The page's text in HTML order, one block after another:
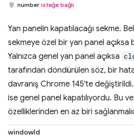
number isteğe bağlı
Yan panelin kapatılacağı sekme.
sekmeye özel bir yan panel açıksa
Yalnızca genel yan panel açıksa
tarafından döndürülen söz, bir
davranış Chrome 145'te
ise genel panel kapatılıyordu. Bu
özelliklerinden en az biri
windowId